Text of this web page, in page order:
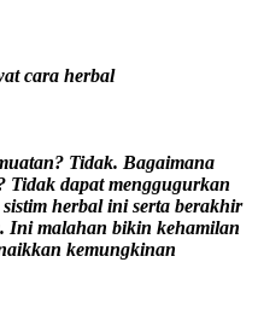
cara herbal
Tidak. Bagaimana
Tidak dapat menggugurkan
herbal ini serta berakhir
Ini malahan bikin kehamilan
kemungkinan